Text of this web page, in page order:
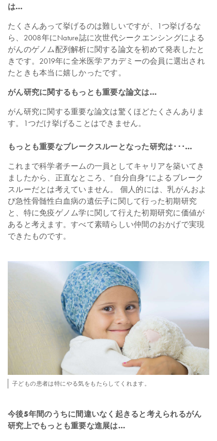
は…
たくさんあって挙げるのは難しいですが、1つ挙げるな
ら、2008年にNature誌に次世代シークエンシングによる
がんのゲノム配列解析に関する論文を初めて発表したと
きです。2019年に全米医学アカデミーの会員に選出され
たときも本当に嬉しかったです。
がん研究に関するもっとも重要な論文は…
がん研究に関する重要な論文は驚くほどたくさんありま
す。1つだけ挙げることはできません。
もっとも重要なブレークスルーとなった研究は･･･…
これまで科学者チームの一員としてキャリアを築いてき
ましたから、正直なところ、”自分自身”によるブレーク
スルーだとは考えていません。 個人的には、乳がんおよ
び急性骨髄性白血病の遺伝子に関して行った初期研究
と、特に免疫ゲノム学に関して行えた初期研究に価値が
あると考えます。すべて素晴らしい仲間のおかげで実現
できたものです。
子どもの患者は特にやる気をもたらしてくれます。
今後5年間のうちに間違いなく起きると考えられるがん
研究上でもっとも重要な進展は…